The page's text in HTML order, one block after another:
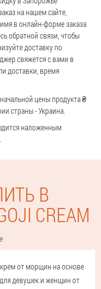
на нашем сайте,
в онлайн-форме заказа
обратной связи, чтобы
доставку по
свяжется с вами в
доставки, время
цены продукта ₴
страны - Украина.
наложенным
В
CREAM
от морщин на основе
девушек и женщин от